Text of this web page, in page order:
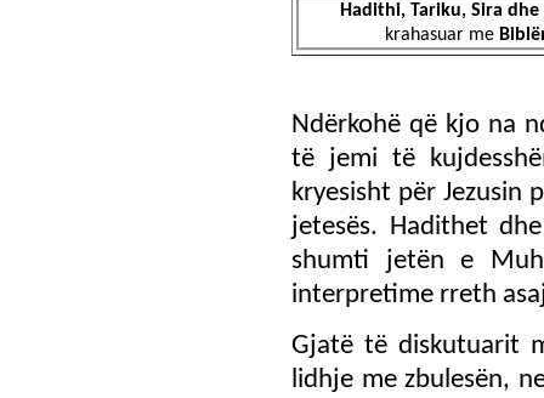
Hadithi, Tariku, Sira dhe
krahasuar me
Ndërkohë që kjo na
të jemi të
kryesisht për
jetesës. Hadithet
shumti jetën e
interpretime rreth
Gjatë të diskutuarit
lidhje me zbulesën,